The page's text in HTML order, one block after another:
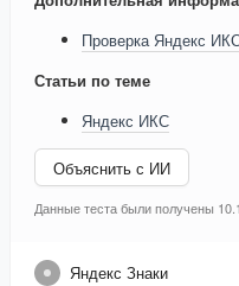
Проверка Яндекс
Статьи по теме
Яндекс ИКС
Объяснить с ИИ
Данные теста были получены
Яндекс Знаки